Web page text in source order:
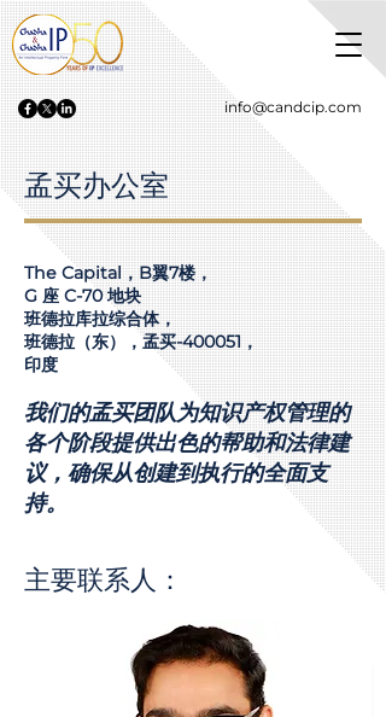
info@candcip.com
孟买办公室
The Capital，B翼7楼，
G 座 C-70 地块
班德拉库拉综合体，
班德拉（东），孟买-400051，
印度
我们的孟买团队为知识产权管理的
各个阶段提供出色的帮助和法律建
议，确保从创建到执行的全面支
持。
主要联系人：